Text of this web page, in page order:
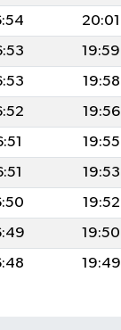
20:01
19:59
19:58
19:56
19:55
19:53
19:52
19:50
19:49